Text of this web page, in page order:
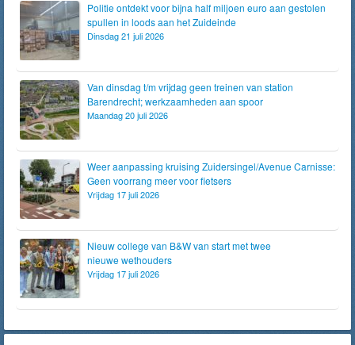
Politie ontdekt voor bijna half miljoen euro aan gestolen
spullen in loods aan het Zuideinde
Dinsdag 21 juli 2026
Van dinsdag t/m vrijdag geen treinen van station
Barendrecht; werkzaamheden aan spoor
Maandag 20 juli 2026
Weer aanpassing kruising Zuidersingel/Avenue Carnisse:
Geen voorrang meer voor fietsers
Vrijdag 17 juli 2026
Nieuw college van B&W van start met twee
nieuwe wethouders
Vrijdag 17 juli 2026